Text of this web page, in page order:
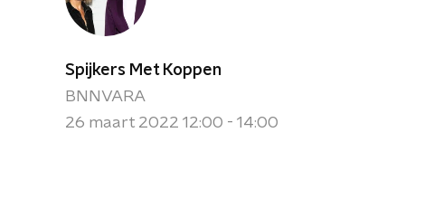
Spijkers Met Koppen
BNNVARA
26 maart 2022 12:00 - 14:00